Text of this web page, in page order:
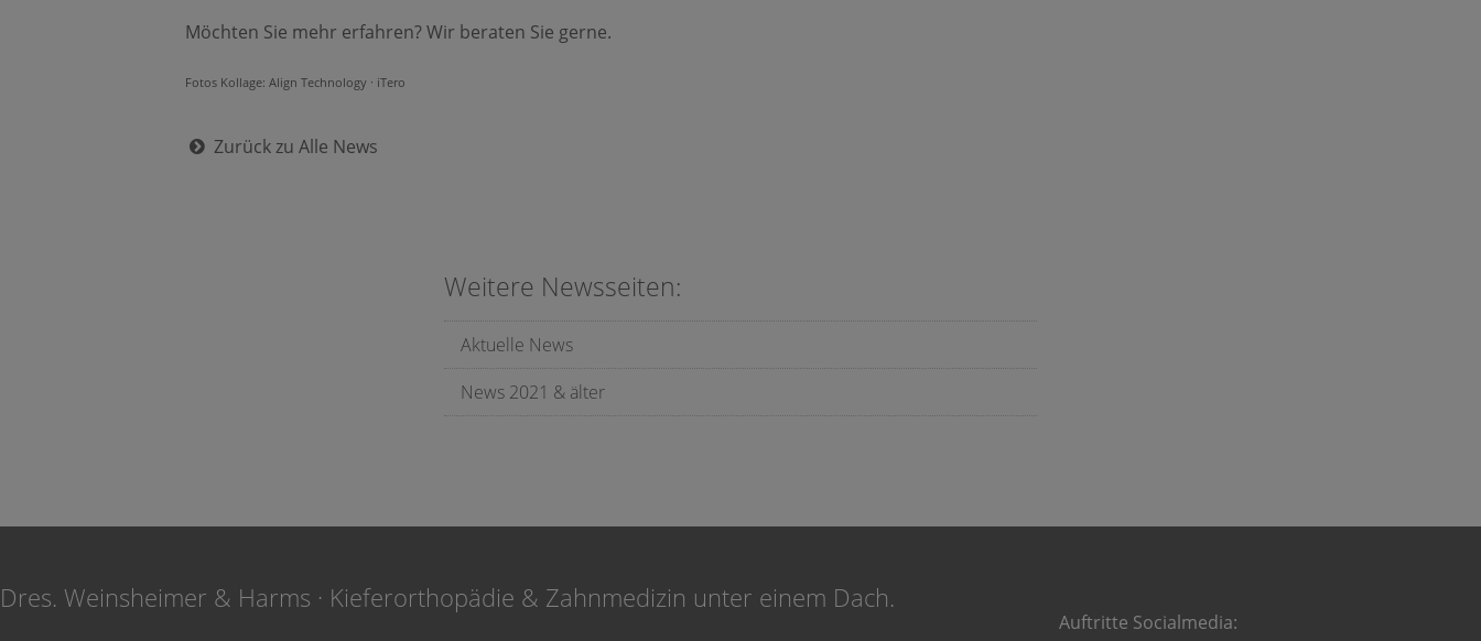
Möchten Sie mehr erfahren? Wir beraten Sie gerne.
Fotos Kollage: Align Technology · iTero
Zurück zu Alle News
Weitere Newsseiten:
Aktuelle News
News 2021 & älter
Dres. Weinsheimer & Harms · Kieferorthopädie & Zahnmedizin unter einem Dach.
Auftritte Socialmedia: